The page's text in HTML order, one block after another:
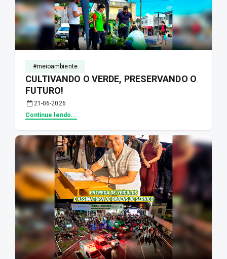
#meioambiente
CULTIVANDO O VERDE, PRESERVANDO O
FUTURO!
21-06-2026
Continue lendo...